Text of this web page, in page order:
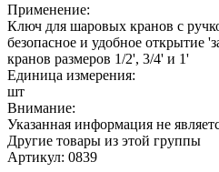
Применение:
Ключ для шаровых кранов с
безопасное и удобное открытие
кранов размеров 1/2', 3/4' и 1'
Единица измерения:
шт
Внимание:
Указанная информация не
Другие товары из этой группы
Артикул: 0839